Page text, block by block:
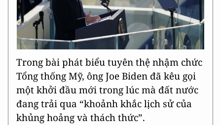
Trong bài phát biểu tuyên thệ nhậm chức
Tổng thống Mỹ, ông Joe Biden đã kêu gọi
một khởi đầu mới trong lúc mà đất nước
đang trải qua “khoảnh khắc lịch sử của
khủng hoảng và thách thức”.